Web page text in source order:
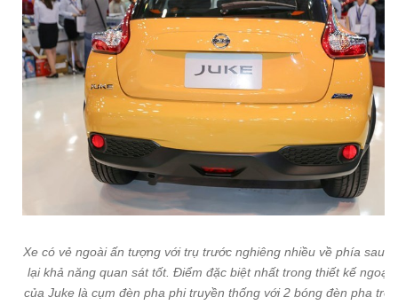
Xe có vẻ ngoài ấn tượng với trụ trước nghiêng nhiều về phía sau
lại khả năng quan sát tốt. Điểm đặc biệt nhất trong thiết kế ngoại
của Juke là cụm đèn pha phi truyền thống với 2 bóng đèn pha